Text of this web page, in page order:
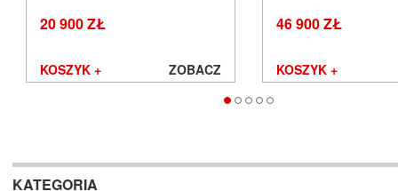
20 900 ZŁ
KOSZYK + ZOBACZ
46 900 ZŁ
KOSZYK +
KATEGORIA